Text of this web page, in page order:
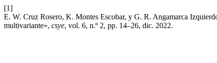
[1]
E. W. Cruz Rosero, K. Montes Escobar, y G. R. Angamarca
multivariante», csye, vol. 6, n.º 2, pp. 14–26, dic. 2022.